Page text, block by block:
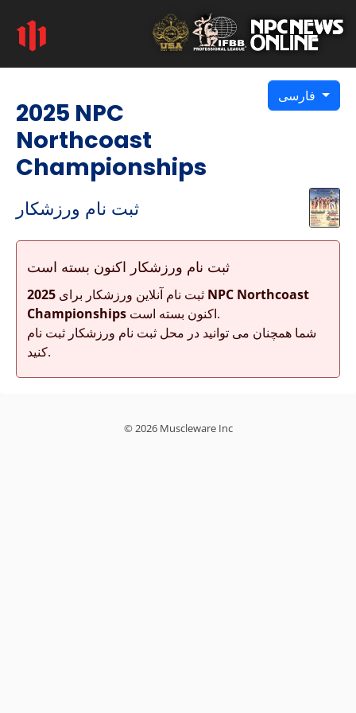
2025 NPC
Northcoast
Championships
ثبت نام ورزشکار
ثبت نام ورزشکار اکنون بسته است
ثبت نام آنلاین ورزشکار برای2025 NPC Northcoast
Championships
اکنون بسته است.
شما همچنان می توانید در محل ثبت نام ورزشکار ثبت نام
کنید.
© 2026 Muscleware Inc